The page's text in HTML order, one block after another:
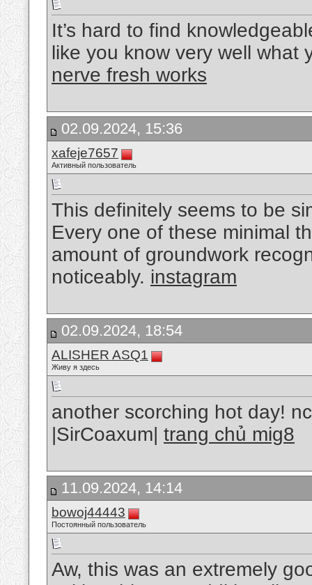
It’s hard to find
like you know very well what
nerve fresh works
02.09.2024, 15:36
xafeje7657
Активный пользователь
This definitely seems to be
Every one of these minimal
amount of groundwork
noticeably. instagram
02.09.2024, 18:54
ALISHER ASQ1
Живу я здесь
another scorching hot day!
|SirCoaxum| trang chủ mig8
11.09.2024, 14:14
bowoj44443
Постоянный пользователь
Aw, this was an extremely